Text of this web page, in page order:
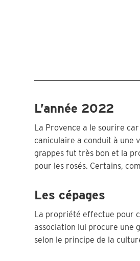
L’année 2022
La Provence a le sourire
caniculaire a conduit à une
grappes fut très bon et la
pour les rosés. Certains,
Les cépages
La propriété effectue pour
association lui procure une
selon le principe de la